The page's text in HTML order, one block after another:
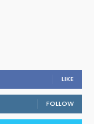
LIKE
FOLLOW